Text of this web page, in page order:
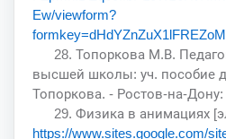
Ew/viewform?
28. Топоркова М.В.
высшей школы: уч. пособие
Топоркова. - Ростов-на-
29. Физика в анимациях
https://www.sites.google.com/